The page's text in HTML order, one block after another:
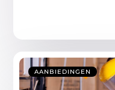
AANBIEDINGEN